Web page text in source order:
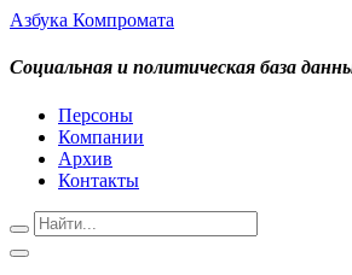
Азбука Компромата
Социальная и политическая база
Персоны
Компании
Архив
Контакты